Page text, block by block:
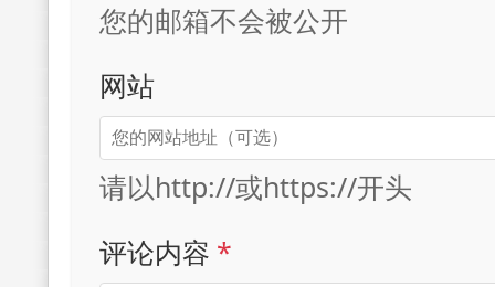
您的邮箱不会被公开
网站
请以http://或https://开头
评论内容 *